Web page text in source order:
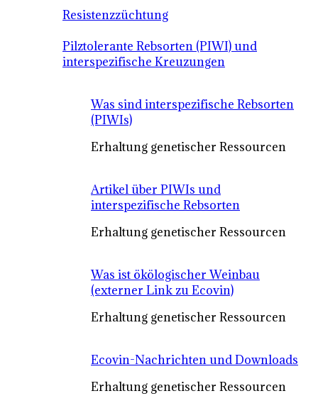
Resistenzzüchtung
Pilztolerante Rebsorten (PIWI) und
interspezifische Kreuzungen
Was sind interspezifische Rebsorten
(PIWIs)
Erhaltung genetischer Ressourcen
Artikel über PIWIs und
interspezifische Rebsorten
Erhaltung genetischer Ressourcen
Was ist ökölogischer Weinbau
(externer Link zu Ecovin)
Erhaltung genetischer Ressourcen
Ecovin-Nachrichten und Downloads
Erhaltung genetischer Ressourcen